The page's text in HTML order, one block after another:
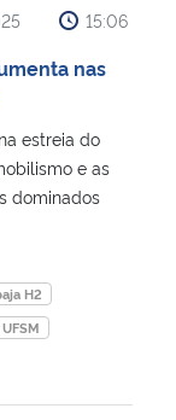
15:06
nas
estreia do
e as
dominados
H2